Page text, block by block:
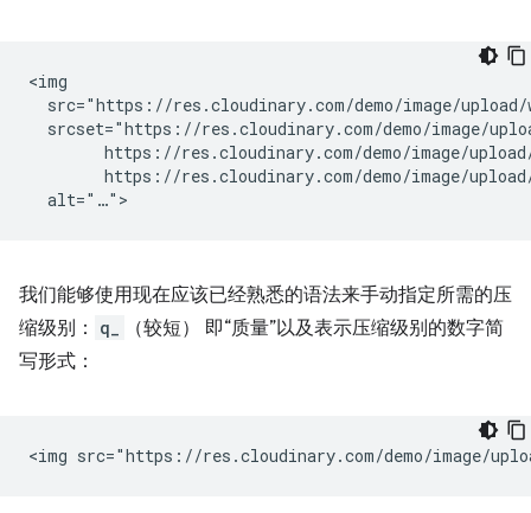
<img
src="https://res.cloudinary.com/demo/image/
srcset="https://res.cloudinary.com/demo/image/
https://res.cloudinary.com/demo/image/
https://res.cloudinary.com/demo/image/
我们能够使用现在应该已经熟悉的语法来手动指定所需的压
缩级别：
q_
（较短） 即“质量”以及表示压缩级别的数字简
写形式：